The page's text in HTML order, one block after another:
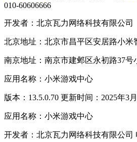
010-60606666
开发者：北京瓦力网络科技有限公司
北京地址：北京市昌平区安居路小米
南京地址：南京市建邺区永初路37号
应用名称：小米游戏中心
版本：13.5.0.70 更新时间：2025年3
应用名称：小米游戏中心
开发者：北京瓦力网络科技有限公司